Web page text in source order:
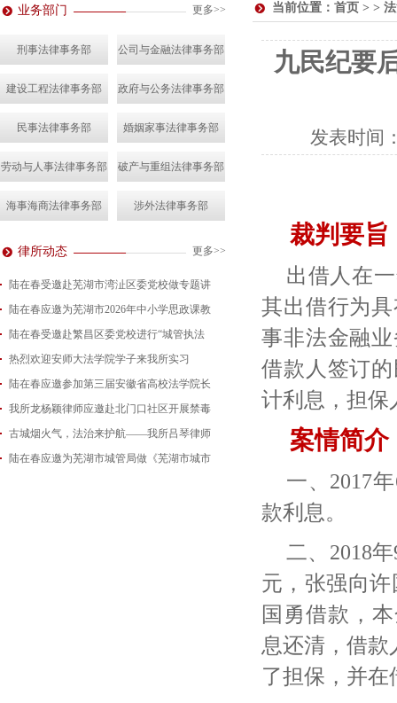
业务部门 更多>>
刑事法律事务部 公司与金融法律事务部
建设工程法律事务部 政府与公务法律事务部
民事法律事务部 婚姻家事法律事务部
劳动与人事法律事务部 破产与重组法律事务部
海事海商法律事务部 涉外法律事务部
律所动态 更多>>
陆在春受邀赴芜湖市湾沚区委党校做专题讲
2026-08-04
陆在春应邀为芜湖市2026年中小学思政课教
2026-07-24
陆在春受邀赴繁昌区委党校进行“城管执法
2026-07-15
热烈欢迎安师大法学院学子来我所实习
2026-07-01
陆在春应邀参加第三届安徽省高校法学院长
2026-06-29
我所龙杨颖律师应邀赴北门口社区开展禁毒
2026-06-18
古城烟火气，法治来护航——我所吕琴律师
2026-05-21
陆在春应邀为芜湖市城管局做《芜湖市城市
当前位置： 首页 > >
九民纪要
发表时间
裁判要旨
出借人在
其出借行为
事非法金融
借款人签订
计利息，担保
案情简介
一、 2017
款利息。
二、 2018
元，张强向
国勇借款，
息还清，借款
了担保，并